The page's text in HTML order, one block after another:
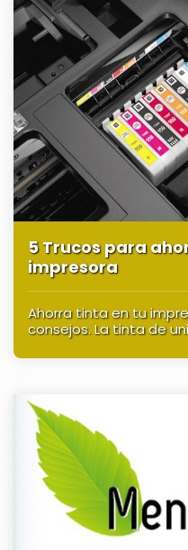
5 Trucos para
impresora
Ahorra tinta en tu
consejos. La tinta de